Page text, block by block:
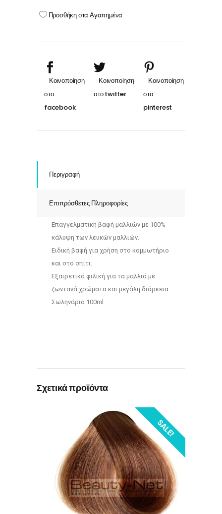
ΜΠΛΕ
Προσθήκη στα Αγαπημένα
Περιγραφή
Επιπρόσθετες Πληροφορίες
Επαγγελματική βαφή μαλλιών με 100%
κάλυψη των λευκών μαλλιών.
Ειδική βαφή για χρήση στο κομμωτήριο
και στο σπίτι.
Εξαιρετικά φιλική για τα μαλλιά με
ζωντανά χρώματα και μεγάλη διάρκεια.
Σωληνάριο 100ml
Σχετικά προϊόντα
SALE!